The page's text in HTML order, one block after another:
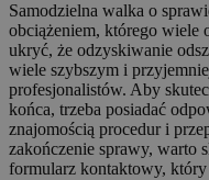
Samodzielna walka o
obciążeniem, którego wiele
ukryć, że odzyskiwanie
wiele szybszym i
profesjonalistów. Aby
końca, trzeba posiadać
znajomością procedur i
zakończenie sprawy, warto
formularz kontaktowy, który